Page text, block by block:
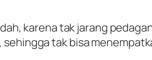
karena tak jarang
sehingga tak bisa